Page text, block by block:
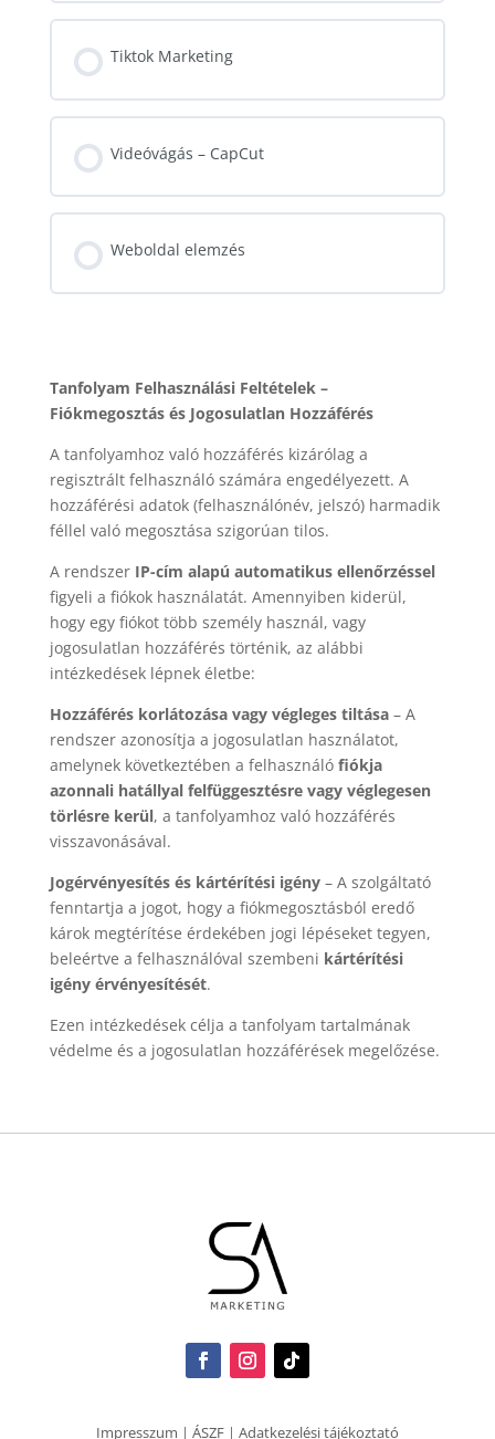
Tiktok Marketing
Videóvágás – CapCut
Weboldal elemzés
Tanfolyam Felhasználási Feltételek –
Fiókmegosztás és Jogosulatlan Hozzáférés
A tanfolyamhoz való hozzáférés kizárólag a
regisztrált felhasználó számára engedélyezett. A
hozzáférési adatok (felhasználónév, jelszó) harmadik
féllel való megosztása szigorúan tilos.
A rendszer IP-cím alapú automatikus ellenőrzéssel
figyeli a fiókok használatát. Amennyiben kiderül,
hogy egy fiókot több személy használ, vagy
jogosulatlan hozzáférés történik, az alábbi
intézkedések lépnek életbe:
Hozzáférés korlátozása vagy végleges tiltása– A
rendszer azonosítja a jogosulatlan használatot,
amelynek következtében a felhasználó fiókja
azonnali hatállyal felfüggesztésre vagy véglegesen
törlésre kerül, a tanfolyamhoz való hozzáférés
visszavonásával.
Jogérvényesítés és kártérítési igény– A szolgáltató
fenntartja a jogot, hogy a fiókmegosztásból eredő
károk megtérítése érdekében jogi lépéseket tegyen,
beleértve a felhasználóval szembeni kártérítési
igény érvényesítését.
Ezen intézkedések célja a tanfolyam tartalmának
védelme és a jogosulatlan hozzáférések megelőzése.
Impresszum | ÁSZF| Adatkezelési tájékoztató